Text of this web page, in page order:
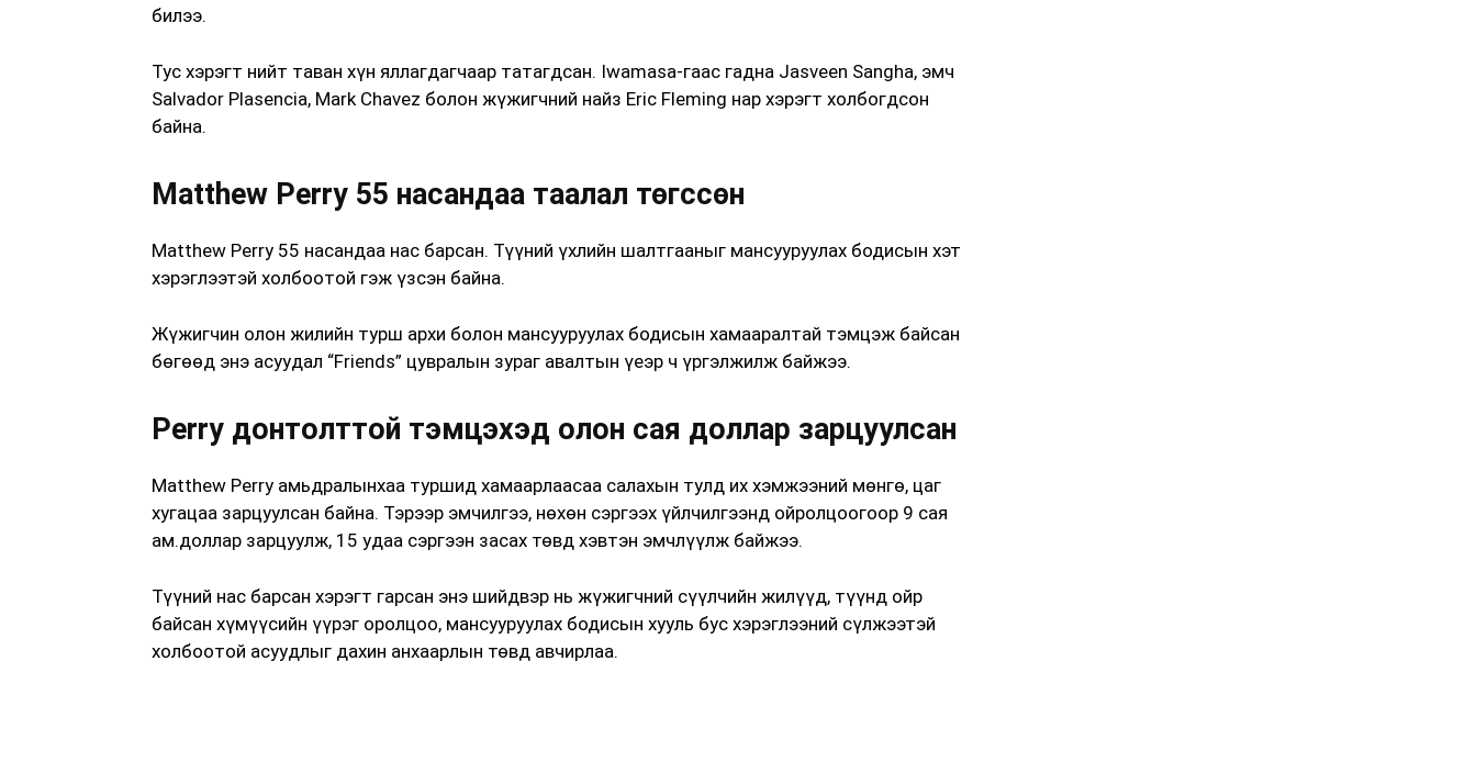
билээ.
Тус хэрэгт нийт таван хүн яллагдагчаар татагдсан. Iwamasa-гаас гадна Jasveen Sangha, эмч
Salvador Plasencia, Mark Chavez болон жүжигчний найз Eric Fleming нар хэрэгт холбогдсон
байна.
Matthew Perry 55 насандаа таалал төгссөн
Matthew Perry 55 насандаа нас барсан. Түүний үхлийн шалтгааныг мансууруулах бодисын хэт
хэрэглээтэй холбоотой гэж үзсэн байна.
Жүжигчин олон жилийн турш архи болон мансууруулах бодисын хамааралтай тэмцэж байсан
бөгөөд энэ асуудал “Friends” цувралын зураг авалтын үеэр ч үргэлжилж байжээ.
Perry донтолттой тэмцэхэд олон сая доллар зарцуулсан
Matthew Perry амьдралынхаа туршид хамаарлаасаа салахын тулд их хэмжээний мөнгө, цаг
хугацаа зарцуулсан байна. Тэрээр эмчилгээ, нөхөн сэргээх үйлчилгээнд ойролцоогоор 9 сая
ам.доллар зарцуулж, 15 удаа сэргээн засах төвд хэвтэн эмчлүүлж байжээ.
Түүний нас барсан хэрэгт гарсан энэ шийдвэр нь жүжигчний сүүлчийн жилүүд, түүнд ойр
байсан хүмүүсийн үүрэг оролцоо, мансууруулах бодисын хууль бус хэрэглээний сүлжээтэй
холбоотой асуудлыг дахин анхаарлын төвд авчирлаа.